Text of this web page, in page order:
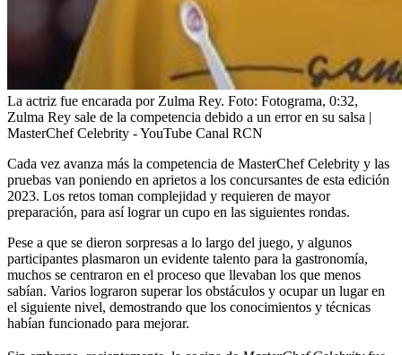
La actriz fue encarada por Zulma Rey. Foto: Fotograma, 0:32,
Zulma Rey sale de la competencia debido a un error en su salsa |
MasterChef Celebrity - YouTube Canal RCN
Cada vez avanza más la competencia de MasterChef Celebrity y las
pruebas van poniendo en aprietos a los concursantes de esta edición
2023. Los retos toman complejidad y requieren de mayor
preparación, para así lograr un cupo en las siguientes rondas.
Pese a que se dieron sorpresas a lo largo del juego, y algunos
participantes plasmaron un evidente talento para la gastronomía,
muchos se centraron en el proceso que llevaban los que menos
sabían. Varios lograron superar los obstáculos y ocupar un lugar en
el siguiente nivel, demostrando que los conocimientos y técnicas
habían funcionado para mejorar.